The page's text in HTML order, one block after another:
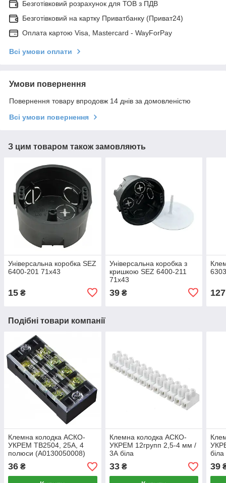
Безготівковий розрахунок для ТОВ з ПДВ
Безготівковий на картку Приватбанку (Приват24)
Оплата картою Visa, Mastercard - WayForPay
Всі умови оплати
Умови повернення
Повернення товару впродовж 14 днів за домовленістю
Всі умови повернення
З цим товаром також замовляють
Універсальна коробка SEZ
6400-201 71x43
15 ₴
Універсальна коробка з
кришкою SEZ 6400-211
71x43
39₴ 127
Подібні товари компанії
Клемна колодка АСКО-
УКРЕМ TB2504, 25А, 4
полюси (A0130050008)
36 ₴
Клемна колодка АСКО-
УКРЕМ 12групп 2,5-4 мм /
3А біла
33₴
біла
39